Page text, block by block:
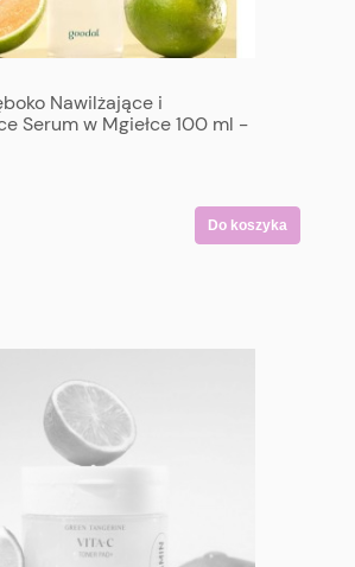
Nawilżające i
Serum w Mgiełce 100 ml -
100 ml
Do koszyka